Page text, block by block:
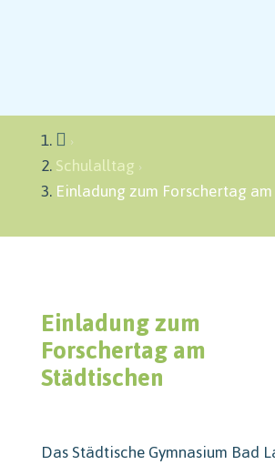

Schulalltag
Einladung zum Forschertag
Einladung zum
Forschertag am
Städtischen
Das Städtische Gymnasium Bad